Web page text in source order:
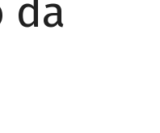
da